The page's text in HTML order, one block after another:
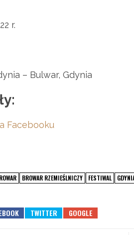
r.
– Bulwar, Gdynia
Facebooku
BROWAR RZEMIEŚLNICZY FESTIWAL